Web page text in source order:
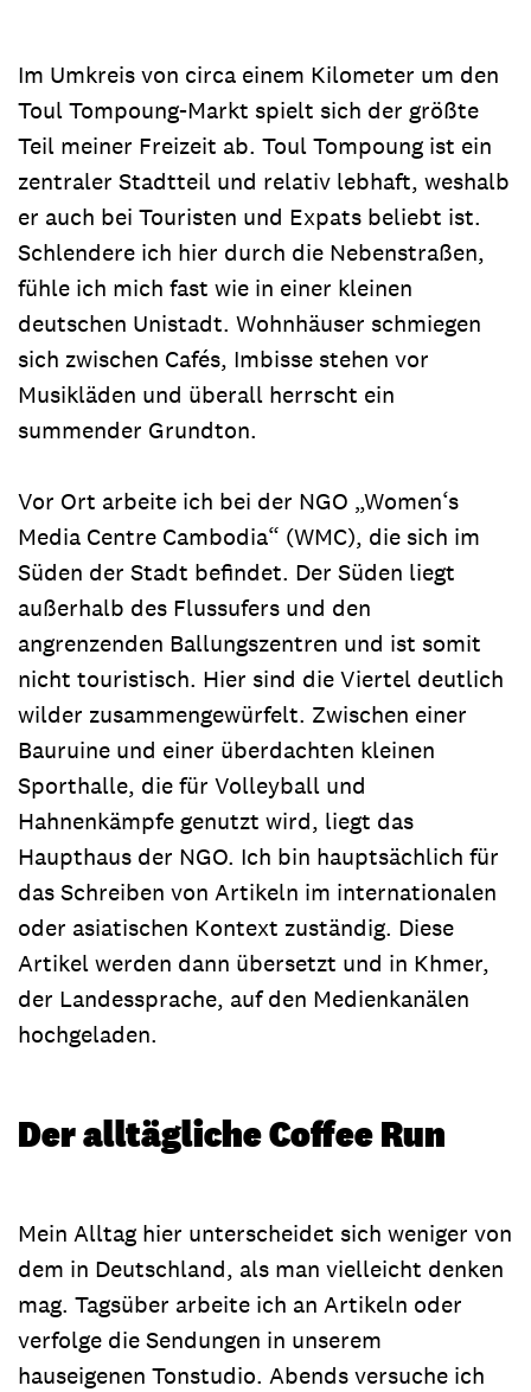
Im Umkreis von circa einem Kilometer um den
Toul Tompoung-Markt spielt sich der größte
Teil meiner Freizeit ab. Toul Tompoung ist ein
zentraler Stadtteil und relativ lebhaft, weshalb
er auch bei Touristen und Expats beliebt ist.
Schlendere ich hier durch die Nebenstraßen,
fühle ich mich fast wie in einer kleinen
deutschen Unistadt. Wohnhäuser schmiegen
sich zwischen Cafés, Imbisse stehen vor
Musikläden und überall herrscht ein
summender Grundton.
Vor Ort arbeite ich bei der NGO „Women‘s
Media Centre Cambodia“ (WMC), die sich im
Süden der Stadt befindet. Der Süden liegt
außerhalb des Flussufers und den
angrenzenden Ballungszentren und ist somit
nicht touristisch. Hier sind die Viertel deutlich
wilder zusammengewürfelt. Zwischen einer
Bauruine und einer überdachten kleinen
Sporthalle, die für Volleyball und
Hahnenkämpfe genutzt wird, liegt das
Haupthaus der NGO. Ich bin hauptsächlich für
das Schreiben von Artikeln im internationalen
oder asiatischen Kontext zuständig. Diese
Artikel werden dann übersetzt und in Khmer,
der Landessprache, auf den Medienkanälen
hochgeladen.
Der alltägliche Coffee Run
Mein Alltag hier unterscheidet sich weniger von
dem in Deutschland, als man vielleicht denken
mag. Tagsüber arbeite ich an Artikeln oder
verfolge die Sendungen in unserem
hauseigenen Tonstudio. Abends versuche ich